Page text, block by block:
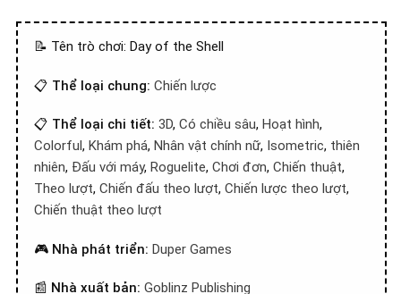
📝 Tên trò chơi: Day of the Shell
📋 Thể loại chung: Chiến lược
📋 Thể loại chi tiết: 3D, Có chiều sâu, Hoạt hình,
Colorful, Khám phá, Nhân vật chính nữ, Isometric, thiên
nhiên, Đấu với máy, Roguelite, Chơi đơn, Chiến thuật,
Theo lượt, Chiến đấu theo lượt, Chiến lược theo lượt,
Chiến thuật theo lượt
🎮 Nhà phát triển: Duper Games
📰 Nhà xuất bản: Goblinz Publishing